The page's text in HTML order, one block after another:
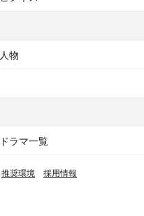
人物
ドラマ一覧
推奨環境 採用情報